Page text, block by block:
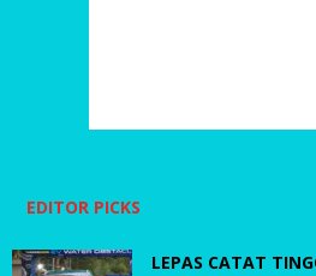
EDITOR PICKS
LEPAS CATAT